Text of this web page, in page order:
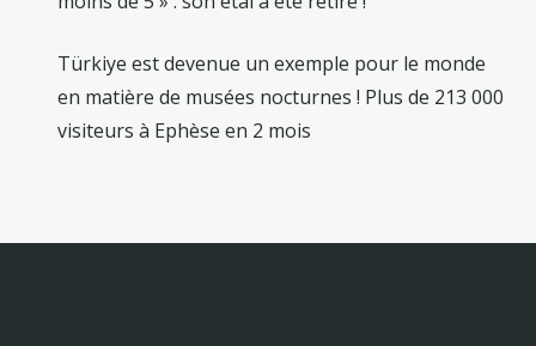
Türkiye est devenue un exemple pour le monde
en matière de musées nocturnes ! Plus de 213 000
visiteurs à Ephèse en 2 mois